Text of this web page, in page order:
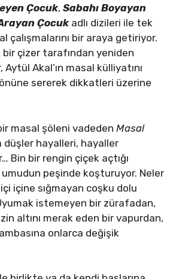
Çocuk, Sabahı Boyayan
Çocukadlı dizileri ile tek
çalışmalarını bir araya getiriyor.
çizer tarafından yeniden
Akal’ın masal külliyatını
sererek dikkatleri üzerine
masal şöleni vadeden Masal
düşler hayalleri, hayaller
Bin bir rengin çiçek açtığı
peşinde koşturuyor. Neler
içine sığmayan coşku dolu
istemeyen bir zürafadan,
altını merak eden bir vapurdan,
onlarca değişik